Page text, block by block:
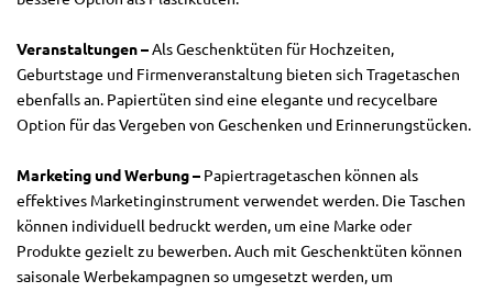
Veranstaltungen –Als Geschenktüten für Hochzeiten,
Geburtstage und Firmenveranstaltung bieten sich Tragetaschen
ebenfalls an. Papiertüten sind eine elegante und recycelbare
Option für das Vergeben von Geschenken und Erinnerungstücken.
Marketing und Werbung – Papiertragetaschen können als
effektives Marketinginstrument verwendet werden. Die Taschen
können individuell bedruckt werden, um eine Marke oder
Produkte gezielt zu bewerben. Auch mit Geschenktüten können
saisonale Werbekampagnen so umgesetzt werden, um